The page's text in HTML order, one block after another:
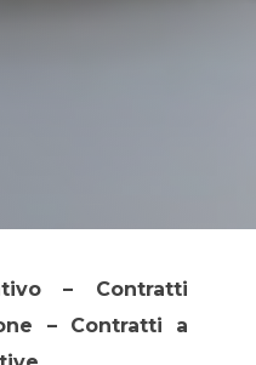
– Contratti
– Contratti a